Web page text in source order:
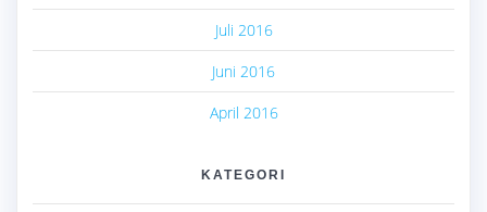
Juli 2016
Juni 2016
April 2016
KATEGORI